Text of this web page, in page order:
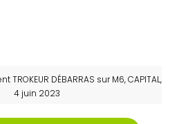
TROKEUR DÉBARRAS sur M6, CAPITAL,
4 juin 2023